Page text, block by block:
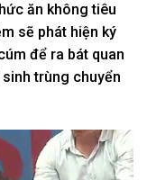
ăn không tiêu
sẽ phát hiện ký
để ra bát quan
trùng chuyển